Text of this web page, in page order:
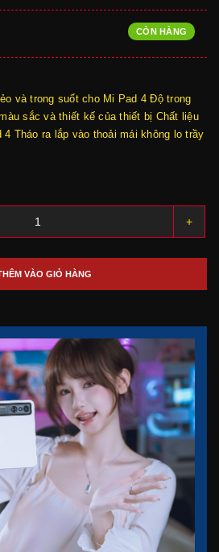
CÒN HÀNG
và trong suốt cho Mi Pad 4 Độ trong
sắc và thiết kế của thiết bị Chất liệu
Tháo ra lắp vào thoải mái không lo trầy
+
VÀO GIỎ HÀNG